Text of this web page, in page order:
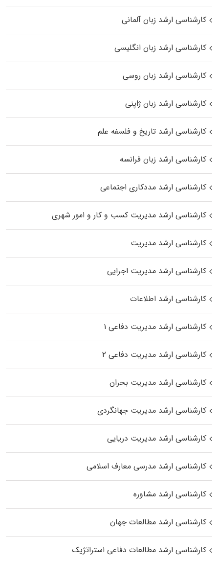
کارشناسی ارشد زبان آلمانی
کارشناسی ارشد زبان انگلیسی
کارشناسی ارشد زبان روسی
کارشناسی ارشد زبان ژاپنی
کارشناسی ارشد تاریخ و فلسفه علم
کارشناسی ارشد زبان فرانسه
کارشناسی ارشد مددکاری اجتماعی
کارشناسی ارشد مدیریت کسب و کار و امور شهری
کارشناسی ارشد مدیریت
کارشناسی ارشد مدیریت اجرایی
کارشناسی ارشد اطلاعات
کارشناسی ارشد مدیریت دفاعی ۱
کارشناسی ارشد مدیریت دفاعی ۲
کارشناسی ارشد مدیریت بحران
کارشناسی ارشد مدیریت جهانگردی
کارشناسی ارشد مدیریت دریایی
کارشناسی ارشد مدرسی معارف اسلامی
کارشناسی ارشد مشاوره
کارشناسی ارشد مطالعات جهان
کارشناسی ارشد مطالعات دفاعی استراتژیک